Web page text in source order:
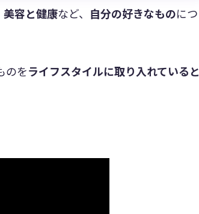
美容と健康など、 自分の好きなものにつ
のをライフスタイルに取り入れていると